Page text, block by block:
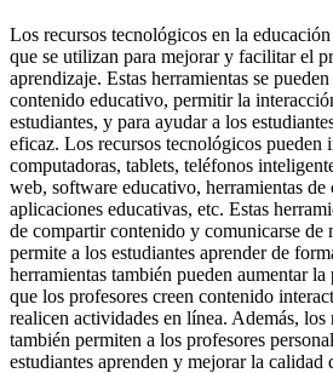
Los recursos tecnológicos en la
que se utilizan para mejorar y facilitar el
aprendizaje. Estas herramientas se
contenido educativo, permitir la
estudiantes, y para ayudar a los
eficaz. Los recursos tecnológicos
computadoras, tablets, teléfonos
web, software educativo, herramientas de
aplicaciones educativas, etc. Estas
de compartir contenido y comunicarse de
permite a los estudiantes aprender de
herramientas también pueden aumentar
que los profesores creen contenido
realicen actividades en línea. Además, los
también permiten a los profesores
estudiantes aprenden y mejorar la calidad